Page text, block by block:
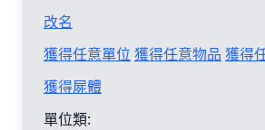
改名
獲得任意單位 獲得任意物品 獲得
獲得屍體
單位類: